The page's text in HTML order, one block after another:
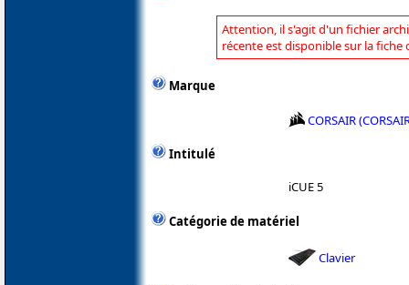
Attention, il s'agit d'un fichier
récente est disponible sur la fiche
Marque
CORSAIR
Intitulé
iCUE 5
Catégorie de matériel
Clavier